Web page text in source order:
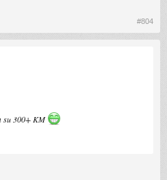
#804
su 300+ KM